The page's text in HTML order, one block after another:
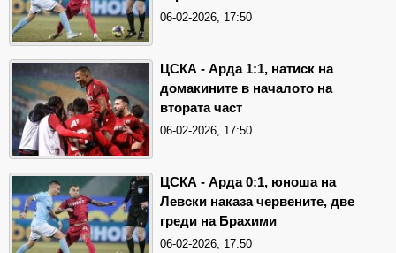
06-02-2026, 17:50
ЦСКА - Арда 1:1, натиск на
домакините в началото на
втората част
06-02-2026, 17:50
ЦСКА - Арда 0:1, юноша на
Левски наказа червените, две
греди на Брахими
06-02-2026, 17:50